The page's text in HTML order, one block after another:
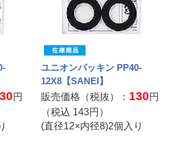
円
ユニオンパッキン PP40-
12X8【SANEI】
販売価格（税抜）： 130円
（税込 143円）
(直径12×内径8)2個入り